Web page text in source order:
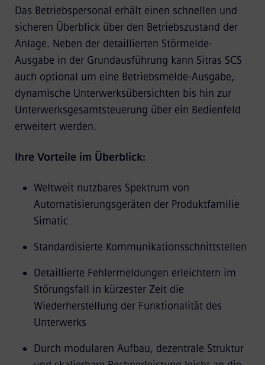
Das Betriebspersonal erhält einen schnellen und
sicheren Überblick über den Betriebszustand der
Anlage. Neben der detaillierten Störmelde-
Ausgabe in der Grundausführung kann Sitras SCS
auch optional um eine Betriebsmelde-Ausgabe,
dynamische Unterwerksübersichten bis hin zur
Unterwerksgesamtsteuerung über ein Bedienfeld
erweitert werden.
Ihre Vorteile im Überblick:
Weltweit nutzbares Spektrum von
Automatisierungsgeräten der Produktfamilie
Simatic
Standardisierte Kommunikationsschnittstellen
Detaillierte Fehlermeldungen erleichtern im
Störungsfall in kürzester Zeit die
Wiederherstellung der Funktionalität des
Unterwerks
Durch modularen Aufbau, dezentrale Struktur